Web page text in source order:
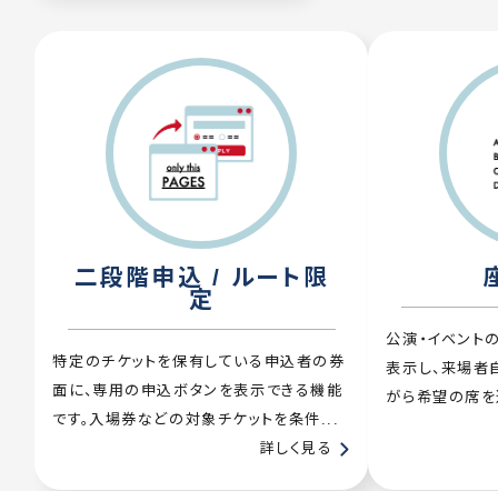
二段階申込 / ルート限
定
特定のチケットを保有している申込者の券
面に、専用の申込ボタンを表示できる機能
です。入場券などの対象チケットを条件...
詳しく見る
公演・イベント
表示し、来場
がら希望の席